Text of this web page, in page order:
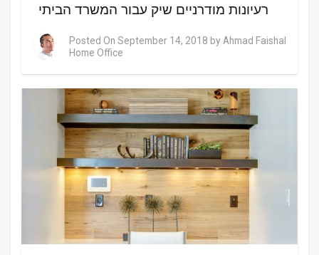
רעיונות מודרניים שיק עבור המשרד הביתי
Posted On September 14, 2018 by Ahmad Faishal
Home Office